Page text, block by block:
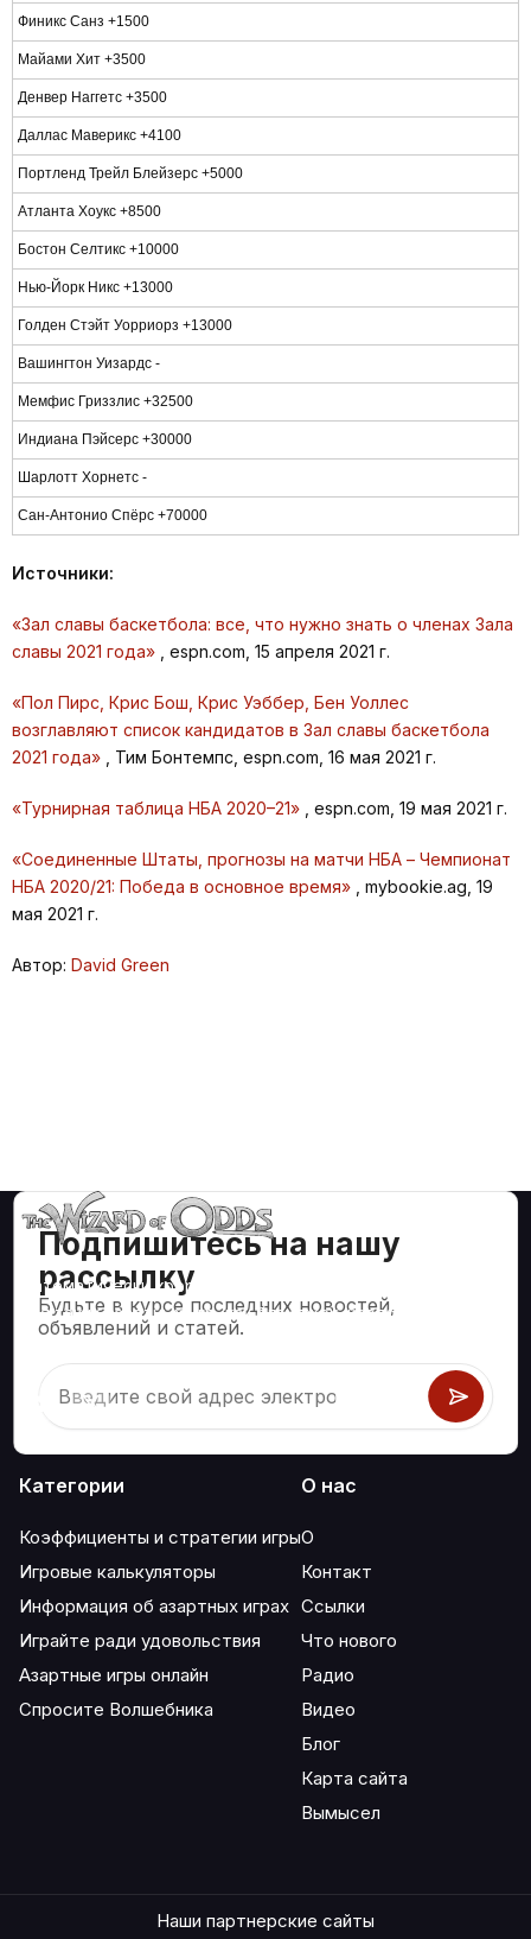
Финикс Санз +1500
Майами Хит +3500
Денвер Наггетс +3500
Даллас Маверикс +4100
Портленд Трейл Блейзерс +5000
Атланта Хоукс +8500
Бостон Селтикс +10000
Нью-Йорк Никс +13000
Голден Стэйт Уорриорз +13000
Вашингтон Уизардс -
Мемфис Гриззлис +32500
Индиана Пэйсерс +30000
Шарлотт Хорнетс -
Сан-Антонио Спёрс +70000
Источники:
«Зал славы баскетбола: все, что нужно знать о членах Зала
славы 2021 года» , espn.com, 15 апреля 2021 г.
«Пол Пирс, Крис Бош, Крис Уэббер, Бен Уоллес
возглавляют список кандидатов в Зал славы баскетбола
2021 года» , Тим Бонтемпс, espn.com, 16 мая 2021 г.
«Турнирная таблица НБА 2020–21» , espn.com, 19 мая 2021 г.
«Соединенные Штаты, прогнозы на матчи НБА – Чемпионат
НБА 2020/21: Победа в основное время» , mybookie.ag, 19
мая 2021 г.
Автор: David Green
Подпишитесь на нашу
рассылку
Будьте в курсе последних новостей,
объявлений и статей.
Математически корректные стратегии и информация
для таких азартных игр, как блэкджек, крэпс, рулетка и
сотни других.
Категории
Коэффициенты и стратегии игры
Игровые калькуляторы
Информация об азартных играх
Играйте ради удовольствия
Азартные игры онлайн
Спросите Волшебника
О нас
О
Контакт
Ссылки
Что нового
Радио
Видео
Блог
Карта сайта
Вымысел
Наши партнерские сайты